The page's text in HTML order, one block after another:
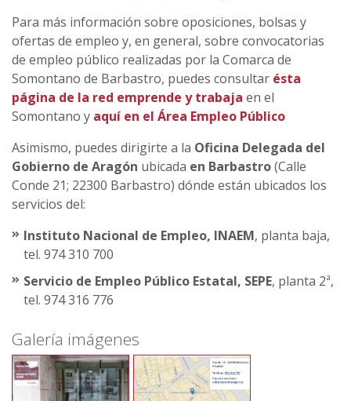
Para más información sobre oposiciones, bolsas y
ofertas de empleo y, en general, sobre convocatorias
de empleo público realizadas por la Comarca de
Somontano de Barbastro, puedes consultar ésta
página de la red emprende y trabaja en el
Somontano y aquí en el Área Empleo Público
Asimismo, puedes dirigirte a la Oficina Delegada del
Gobierno de Aragón ubicada en Barbastro(Calle
Conde 21; 22300 Barbastro) dónde están ubicados los
servicios del:
Instituto Nacional de Empleo, INAEM, planta baja,
tel. 974 310 700
Servicio de Empleo Público Estatal, SEPE, planta 2ª,
tel. 974 316 776
Galería imágenes